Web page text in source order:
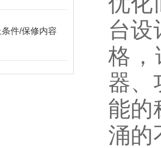
件/保修内容
台设
格，
器、
能的
涌的